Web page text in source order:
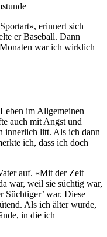
erinnert sich
er Baseball. Dann
war ich wirklich
im Allgemeinen
auch mit Angst und
innerlich litt. Als ich dann
ich, dass ich doch
auf. «Mit der Zeit
war, weil sie süchtig war,
Süchtiger’ war. Diese
Als ich älter wurde,
in die ich